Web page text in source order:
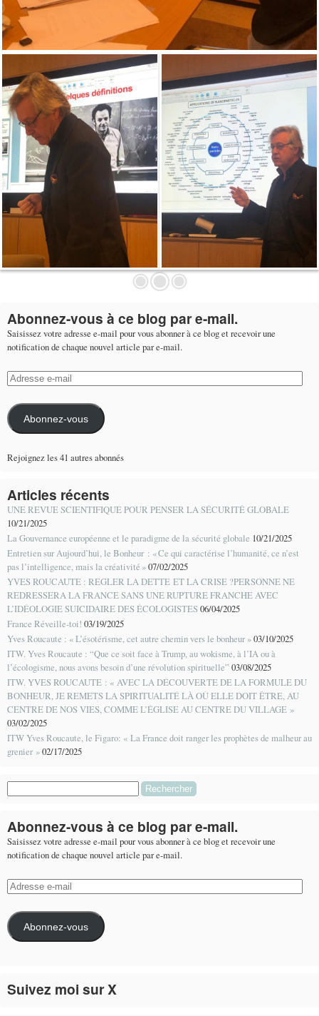
Abonnez-vous à ce blog par e-mail.
Saisissez votre adresse e-mail pour vous abonner à ce blog et recevoir une
notification de chaque nouvel article par e-mail.
Adresse
e-
mail
Abonnez-vous
Rejoignez les 41 autres abonnés
Articles récents
UNE REVUE SCIENTIFIQUE POUR PENSER LA SÉCURITÉ GLOBALE
10/21/2025
La Gouvernance européenne et le paradigme de la sécurité globale 10/21/2025
Entretien sur Aujourd’hui, le Bonheur : « Ce qui caractérise l’humanité, ce n’est
pas l’intelligence, mais la créativité »07/02/2025
YVES ROUCAUTE : REGLER LA DETTE ET LA CRISE ?PERSONNE NE
REDRESSERA LA FRANCE SANS UNE RUPTURE FRANCHE AVEC
L’IDÉOLOGIE SUICIDAIRE DES ÉCOLOGISTES06/04/2025
France Réveille-toi! 03/19/2025
Yves Roucaute : « L’ésotérisme, cet autre chemin vers le bonheur »03/10/2025
ITW. Yves Roucaute : “Que ce soit face à Trump, au wokisme, à l’IA ou à
l’écologisme, nous avons besoin d’une révolution spirituelle” 03/08/2025
ITW. YVES ROUCAUTE : « AVEC LA DÉCOUVERTE DE LA FORMULE DU
BONHEUR, JE REMETS LA SPIRITUALITÉ LÀ OÙ ELLE DOIT ÊTRE, AU
CENTRE DE NOS VIES, COMME L’ÉGLISE AU CENTRE DU VILLAGE »
03/02/2025
ITW Yves Roucaute, le Figaro: « La France doit ranger les prophètes de malheur au
grenier »02/17/2025
Abonnez-vous à ce blog par e-mail.
Saisissez votre adresse e-mail pour vous abonner à ce blog et recevoir une
notification de chaque nouvel article par e-mail.
Adresse
e-
mail
Abonnez-vous
Suivez moi sur X